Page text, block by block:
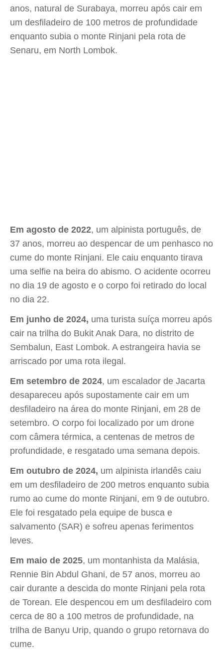
anos, natural de Surabaya, morreu após cair em
um desfiladeiro de 100 metros de profundidade
enquanto subia o monte Rinjani pela rota de
Senaru, em North Lombok.
Em agosto de 2022, um alpinista português, de
37 anos, morreu ao despencar de um penhasco no
cume do monte Rinjani. Ele caiu enquanto tirava
uma selfie na beira do abismo. O acidente ocorreu
no dia 19 de agosto e o corpo foi retirado do local
no dia 22.
Em junho de 2024, uma turista suíça morreu após
cair na trilha do Bukit Anak Dara, no distrito de
Sembalun, East Lombok. A estrangeira havia se
arriscado por uma rota ilegal.
Em setembro de 2024, um escalador de Jacarta
desapareceu após supostamente cair em um
desfiladeiro na área do monte Rinjani, em 28 de
setembro. O corpo foi localizado por um drone
com câmera térmica, a centenas de metros de
profundidade, e resgatado uma semana depois.
Em outubro de 2024, um alpinista irlandês caiu
em um desfiladeiro de 200 metros enquanto subia
rumo ao cume do monte Rinjani, em 9 de outubro.
Ele foi resgatado pela equipe de busca e
salvamento (SAR) e sofreu apenas ferimentos
leves.
Em maio de 2025, um montanhista da Malásia,
Rennie Bin Abdul Ghani, de 57 anos, morreu ao
cair durante a descida do monte Rinjani pela rota
de Torean. Ele despencou em um desfiladeiro com
cerca de 80 a 100 metros de profundidade, na
trilha de Banyu Urip, quando o grupo retornava do
cume.